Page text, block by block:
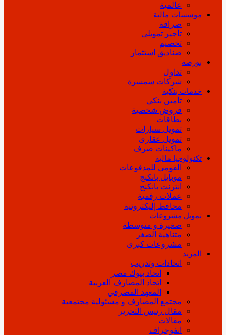
عالمية
مؤسسات مالية
صرافة
تأجير تمويلى
تخصيم
صناديق استثمار
بورصة
تداول
شركات سمسرة
خدمات بنكية
تأمين بنكي
قروض شخصية
بطاقات
تمويل سيارات
تمويل عقارى
ماكينات صرف
تكنولوجيا مالية
القومى للمدفوعات
موبايل بانكنج
انترنت بانكنج
عملات رقمية
محافظ إليكترونية
تمويل مشروعات
صغيرة و متوسطة
متناهية الصغر
مشروعات كبرى
المزيد
اتحادات وتدريب
اتحاد بنوك مصر
اتحاد المصارف العربية
المعهد المصرفي
مجتمع المصارف و مسئولية مجتمعية
مقال رئيس التحرير
مقالات
انفوجراف